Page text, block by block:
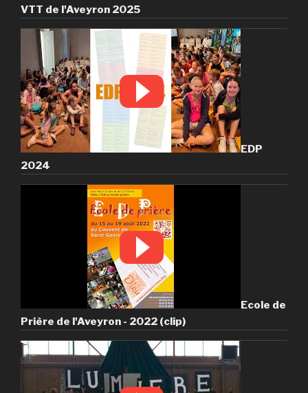
VTT de l'Aveyron 2025
EDP
2024
Ecole de
Prière de l'Aveyron - 2022 (clip)